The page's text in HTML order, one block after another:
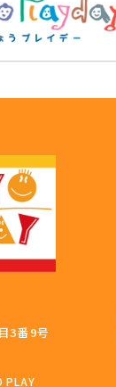
3番9号
PLAY